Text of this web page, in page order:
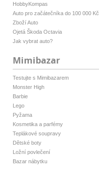
HobbyKompas
Auto pro začátečníka do 100 000 Kč
Zboží Auto
Ojetá Škoda Octavia
Jak vybrat auto?
Mimibazar
Testujte s Mimibazarem
Monster High
Barbie
Lego
Pyžama
Kosmetika a parfémy
Teplákové soupravy
Dětské boty
Ložní povlečení
Bazar nábytku